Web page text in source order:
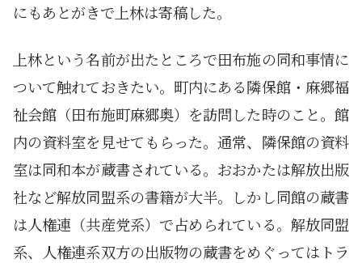
にもあとがきで上林は寄稿した。
上林という名前が出たところで田布施の同和事情に
ついて触れておきたい。町内にある隣保館・麻郷福
祉会館（田布施町麻郷奥）を訪問した時のこと。館
内の資料室を見せてもらった。通常、隣保館の資料
室は同和本が蔵書されている。おおかたは解放出版
社など解放同盟系の書籍が大半。しかし同館の蔵書
は人権連（共産党系）で占められている。解放同盟
系、人権連系双方の出版物の蔵書をめぐってはトラ